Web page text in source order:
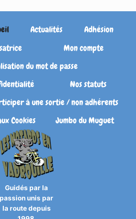
Actualités
Adhésion
Mon compte
du mot de passe
Nos statuts
à une sortie / non adhérents
Cookies
Jumbo du Muguet
Guidés par la
passion unis par
la route depuis